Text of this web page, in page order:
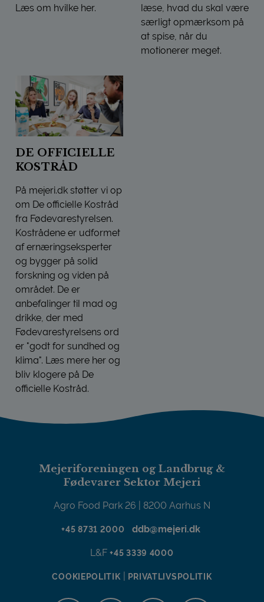
Læs om hvilke her.
læse, hvad du skal være
særligt opmærksom på
at spise, når du
motionerer meget.
DE OFFICIELLE
KOSTRÅD
På mejeri.dk støtter vi op
om De officielle Kostråd
fra Fødevarestyrelsen.
Kostrådene er udformet
af ernæringseksperter
og bygger på solid
forskning og viden på
området. De er
anbefalinger til mad og
drikke, der med
Fødevarestyrelsens ord
er "godt for sundhed og
klima". Læs mere her og
bliv klogere på De
officielle Kostråd.
Mejeriforeningen og Landbrug &
Fødevarer Sektor Mejeri
Agro Food Park 26 | 8200 Aarhus N
+45 8731 2000 ddb@mejeri.dk
L&F+45 3339 4000
COOKIEPOLITIK PRIVATLIVSPOLITIK